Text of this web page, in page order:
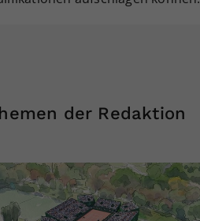
der Redaktion